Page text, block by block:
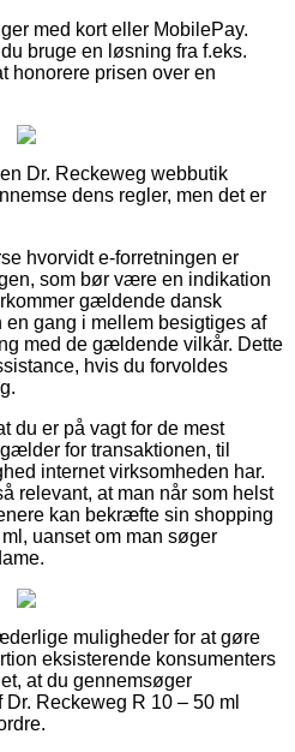
med kort eller MobilePay.
bruge en løsning fra f.eks.
honorere prisen over en
Dr. Reckeweg webbutik
dens regler, men det er
hvorvidt e-forretningen er
som bør være en indikation
gældende dansk
en gang i mellem besigtiges af
med de gældende vilkår. Dette
hvis du forvoldes
du er på vagt for de mest
for transaktionen, til
internet virksomheden har.
relevant, at man når som helst
kan bekræfte sin shopping
uanset om man søger
muligheder for at gøre
eksisterende konsumenters
at du gennemsøger
Reckeweg R 10 – 50 ml